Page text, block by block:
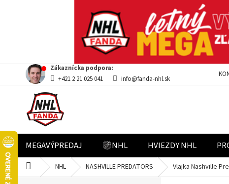
Prejsť
obsah
Zákaznícka podpora:
+421 2 21 025 041
info@fanda-nhl.sk
MEGAVÝPREDAJ NHL HVIEZDY NHL
DomovNHL NASHVILLE PREDATORS Vlajka Nashville